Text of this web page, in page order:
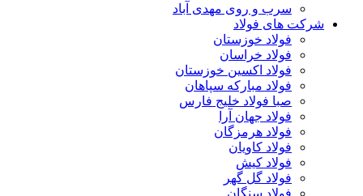
سرب و روی مهدی آباد
شرکت های فولاد
فولاد خوزستان
فولاد خراسان
فولاد اکسین خوزستان
فولاد مبارکه سپاهان
صبا فولاد خلیج فارس
فولاد جهان آرا
فولاد هرمزگان
فولاد کاویان
فولاد کیش
فولاد گل گهر
فولاد سنگان